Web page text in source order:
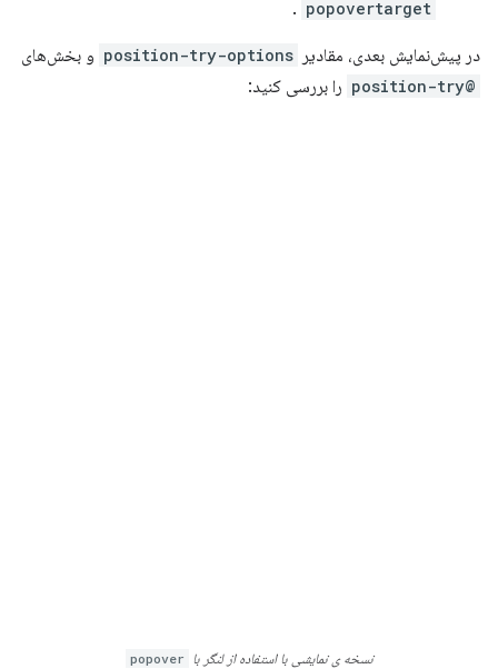
popovertarget
.
در پیش‌نمایش بعدی، مقادیر position-try-options و بخش‌های
@position-try را بررسی کنید:
نسخه ی نمایشی با استفاده از لنگر با popover